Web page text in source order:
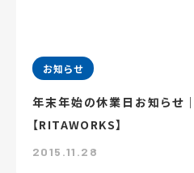
お知らせ
年末年始の休業日お知らせ
【RITAWORKS】
2015.11.28